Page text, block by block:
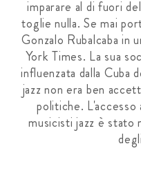
imparare al di fuori
toglie nulla. Se mai
Gonzalo Rubalcaba
York Times. La sua
influenzata dalla Cuba
jazz non era ben
politiche.
musicisti jazz è